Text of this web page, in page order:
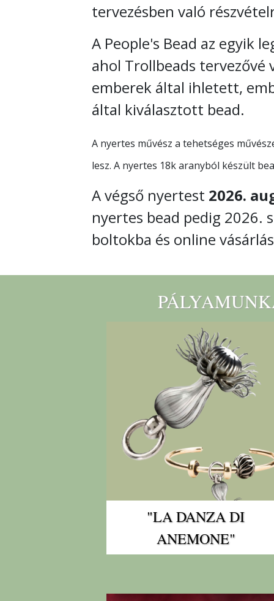
tervezésben való
A People's Bead az egyik
ahol Trollbeads tervezővé
emberek által ihletett,
által kiválasztott bead.
A nyertes művész a tehetséges
lesz. A nyertes 18k aranyból készült
A végső nyertest 2026.
nyertes bead pedig 2026.
boltokba és online
"LA DANZA DI
ANEMONE"